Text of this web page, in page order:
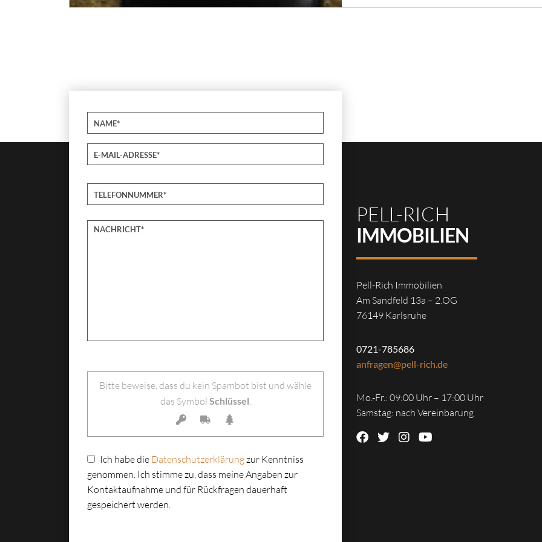
Bitte beweise, dass du kein Spambot bist und wähle
das Symbol Schlüssel.
Ich habe die Datenschutzerklärungzur Kenntniss
genommen. Ich stimme zu, dass meine Angaben zur
Kontaktaufnahme und für Rückfragen dauerhaft
gespeichert werden.
PELL-RICH
IMMOBILIEN
Pell-Rich Immobilien
Am Sandfeld 13a – 2.OG
76149 Karlsruhe
0721-785686
anfragen@pell-rich.de
Mo.-Fr.: 09:00 Uhr – 17:00 Uhr
Samstag: nach Vereinbarung